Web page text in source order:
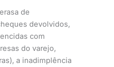
de
devolvidos,
com
do varejo,
a inadimplência